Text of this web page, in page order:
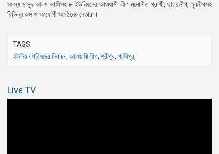
সদস্য মাসুদ আলম ভাঙ্গীসহ ৮ ইউনিয়নের আওয়ামী লীগ মনোনীত প্রার্থী, ছাত্রলীগ, যুবলীগসহ
বিভিন্ন অঙ্গ ও সহযোগী সংগঠনের নেতারা।
TAGS:
ইউনিয়ন পরিষদের নির্বাচন, আওয়ামী লীগ,শ্রীপুর, গাজীপুর,
Live TV